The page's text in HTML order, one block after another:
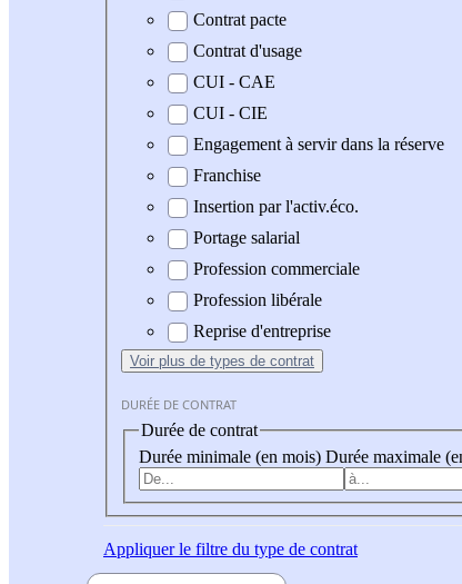
Contrat pacte
Contrat d'usage
CUI - CAE
CUI - CIE
Engagement à servir dans la réserve
Franchise
Insertion par l'activ.éco.
Portage salarial
Profession commerciale
Profession libérale
Reprise d'entreprise
Voir plus de types de contrat
DURÉE DE CONTRAT
Durée de contrat
Durée minimale (en mois) Durée maximale
Appliquerle filtre du type de contrat